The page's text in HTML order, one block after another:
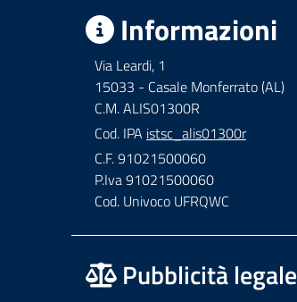
Informazioni
Via Leardi, 1
15033 - Casale Monferrato (AL)
C.M. ALIS01300R
Cod. IPA istsc_alis01300r
C.F. 91021500060
P.Iva 91021500060
Cod. Univoco UFRQWC
Pubblicità legale